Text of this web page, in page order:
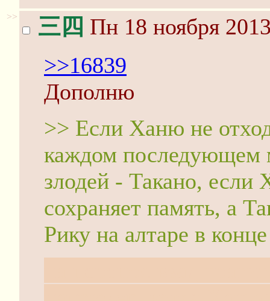
>> 三四 Пн 18 ноября
>>16839
Дополню
>> Если Ханю не
каждом последующем
злодей - Такано, если
сохраняет память, а
Рику на алтаре в